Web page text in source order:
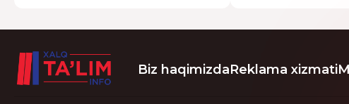
Biz haqimizdaReklama xizmati